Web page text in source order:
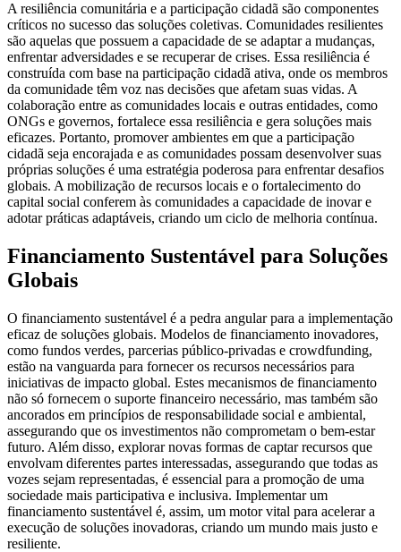
A resiliência comunitária e a participação cidadã são componentes
críticos no sucesso das soluções coletivas. Comunidades resilientes
são aquelas que possuem a capacidade de se adaptar a mudanças,
enfrentar adversidades e se recuperar de crises. Essa resiliência é
construída com base na participação cidadã ativa, onde os membros
da comunidade têm voz nas decisões que afetam suas vidas. A
colaboração entre as comunidades locais e outras entidades, como
ONGs e governos, fortalece essa resiliência e gera soluções mais
eficazes. Portanto, promover ambientes em que a participação
cidadã seja encorajada e as comunidades possam desenvolver suas
próprias soluções é uma estratégia poderosa para enfrentar desafios
globais. A mobilização de recursos locais e o fortalecimento do
capital social conferem às comunidades a capacidade de inovar e
adotar práticas adaptáveis, criando um ciclo de melhoria contínua.
Financiamento Sustentável para Soluções
Globais
O financiamento sustentável é a pedra angular para a implementação
eficaz de soluções globais. Modelos de financiamento inovadores,
como fundos verdes, parcerias público-privadas e crowdfunding,
estão na vanguarda para fornecer os recursos necessários para
iniciativas de impacto global. Estes mecanismos de financiamento
não só fornecem o suporte financeiro necessário, mas também são
ancorados em princípios de responsabilidade social e ambiental,
assegurando que os investimentos não comprometam o bem-estar
futuro. Além disso, explorar novas formas de captar recursos que
envolvam diferentes partes interessadas, assegurando que todas as
vozes sejam representadas, é essencial para a promoção de uma
sociedade mais participativa e inclusiva. Implementar um
financiamento sustentável é, assim, um motor vital para acelerar a
execução de soluções inovadoras, criando um mundo mais justo e
resiliente.